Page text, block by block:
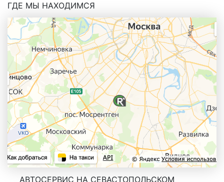
ГДЕ МЫ НАХОДИМСЯ
АВТОСЕРВИС НА СЕВАСТОПОЛЬСКОМ